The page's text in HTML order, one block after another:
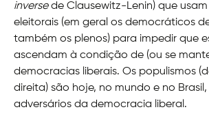
inversede Clausewitz-Lenin) que usam
eleitorais (em geral os democráticos
também os plenos) para impedir que
ascendam à condição de (ou se
democracias liberais. Os populismos
direita) são hoje, no mundo e no
adversários da democracia liberal.